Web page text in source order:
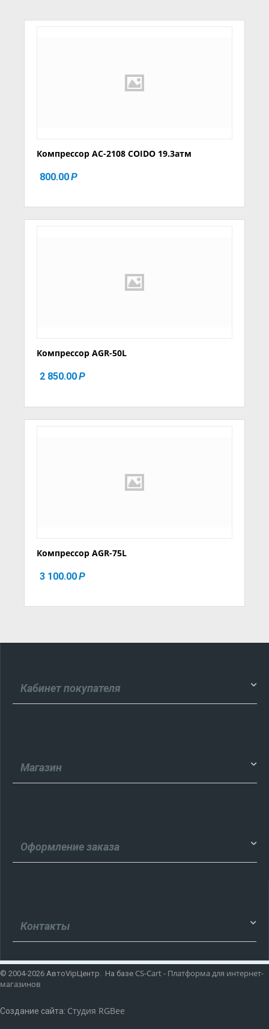
Компрессор AC-2108 COIDO 19.3атм
800.00Р
Компрессор AGR-50L
2 850.00Р
Компрессор AGR-75L
3 100.00Р
Кабинет покупателя
Магазин
Оформление заказа
Контакты
© 2004-2026 АвтоVipЦентр. На базе CS-Cart - Платформа для интернет-
магазинов
Создание сайта: Студия RGBee